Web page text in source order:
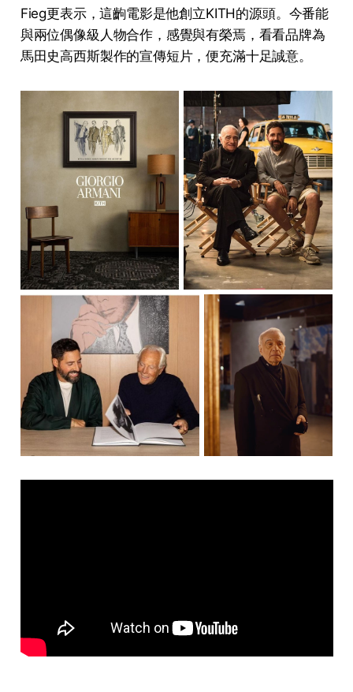
Fieg更表示，這齣電影是他創立KITH的源頭。今番能
與兩位偶像級人物合作，感覺與有榮焉，看看品牌為
馬田史高西斯製作的宣傳短片，便充滿十足誠意。